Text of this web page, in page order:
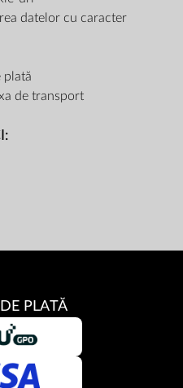
datelor cu caracter
plată
de transport
PLATĂ